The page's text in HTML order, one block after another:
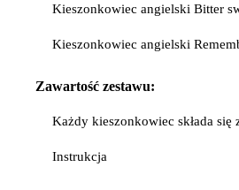
Kieszonkowiec angielski Bitter
Kieszonkowiec angielski
Zawartość zestawu:
Każdy kieszonkowiec składa się
Instrukcja